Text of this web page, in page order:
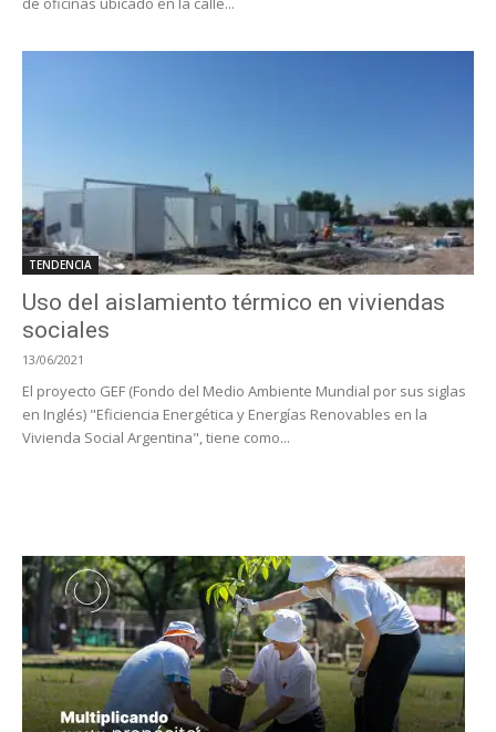
TENDENCIA
Uso del aislamiento térmico en viviendas
sociales
13/06/2021
El proyecto GEF (Fondo del Medio Ambiente Mundial por sus siglas
en Inglés) "Eficiencia Energética y Energías Renovables en la
Vivienda Social Argentina", tiene como...